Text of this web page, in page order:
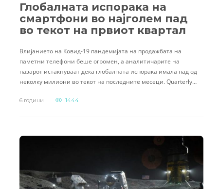
Глобалната испорака на
смартфони во најголем пад
во текот на првиот квартал
Влијанието на Ковид-19 пандемијата на продажбата на
паметни телефони беше огромен, а аналитичарите на
пазарот истакнуваат дека глобалната испорака имала пад од
неколку милиони во текот на последните месеци. Quarterly…
6 години 1444